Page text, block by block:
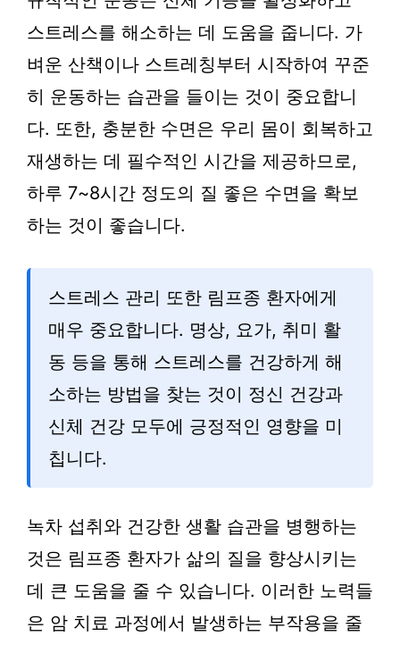
스트레스를 해소하는 데 도움을 줍니다. 가
벼운 산책이나 스트레칭부터 시작하여 꾸준
히 운동하는 습관을 들이는 것이 중요합니
다. 또한, 충분한 수면은 우리 몸이 회복하고
재생하는 데 필수적인 시간을 제공하므로,
하루 7~8시간 정도의 질 좋은 수면을 확보
하는 것이 좋습니다.
스트레스 관리 또한 림프종 환자에게
매우 중요합니다. 명상, 요가, 취미 활
동 등을 통해 스트레스를 건강하게 해
소하는 방법을 찾는 것이 정신 건강과
신체 건강 모두에 긍정적인 영향을 미
칩니다.
녹차 섭취와 건강한 생활 습관을 병행하는
것은 림프종 환자가 삶의 질을 향상시키는
데 큰 도움을 줄 수 있습니다. 이러한 노력들
은 암 치료 과정에서 발생하는 부작용을 줄